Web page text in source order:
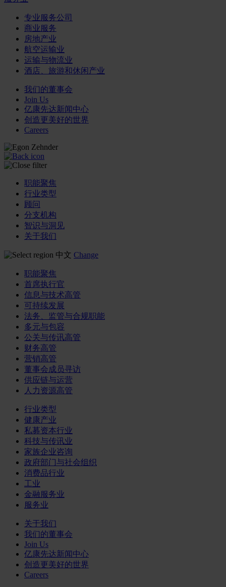
专业服务公司
商业服务
房地产业
航空运输业
运输与物流业
酒店、旅游和休闲产业
我们的董事会
Join Us
亿康先达新闻中心
创造更美好的世界
Careers
职能聚焦
行业类型
顾问
分支机构
智识与洞见
关于我们
中文 Change
职能聚焦
首席执行官
信息与技术高管
可持续发展
法务、监管与合规职能
多元与包容
公关与传讯高管
财务高管
营销高管
董事会成员寻访
供应链与运营
人力资源高管
行业类型
健康产业
私募资本行业
科技与传讯业
家族企业咨询
政府部门与社会组织
消费品行业
工业
金融服务业
服务业
关于我们
我们的董事会
Join Us
亿康先达新闻中心
创造更美好的世界
Careers